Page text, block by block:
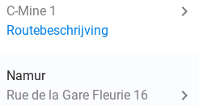
C-Mine 1
Routebeschrijving
Namur
Rue de la Gare Fleurie 16